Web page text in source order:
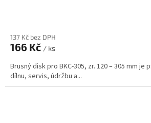
137 Kč bez DPH
166 Kč / ks
Brusný disk pro BKC-305, zr. 120 – 305 mm je
dílnu, servis, údržbu a...